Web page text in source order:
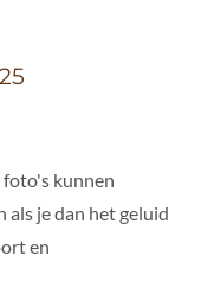
foto's kunnen
als je dan het geluid
en